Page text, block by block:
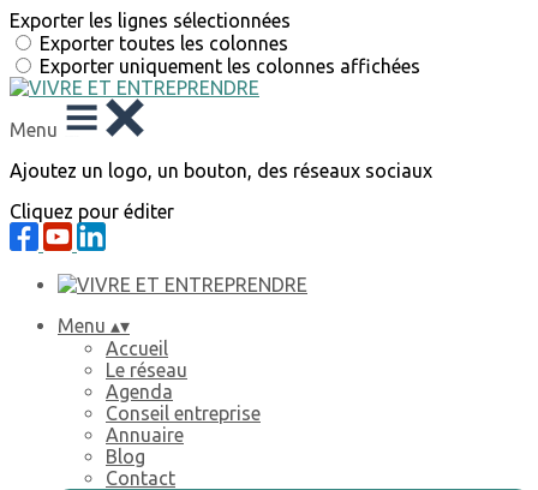
Exporter les lignes sélectionnées
Exporter toutes les colonnes
Exporter uniquement les colonnes affichées
Menu
Ajoutez un logo, un bouton, des réseaux sociaux
Cliquez pour éditer
Menu ▴▾
Accueil
Le réseau
Agenda
Conseil entreprise
Annuaire
Blog
Contact